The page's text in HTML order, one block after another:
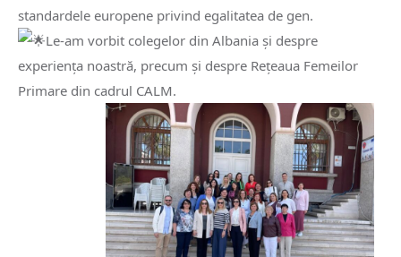
standardele europene privind egalitatea de gen.
Le-am vorbit colegelor din Albania și despre
experiența noastră, precum și despre Rețeaua Femeilor
Primare din cadrul CALM.